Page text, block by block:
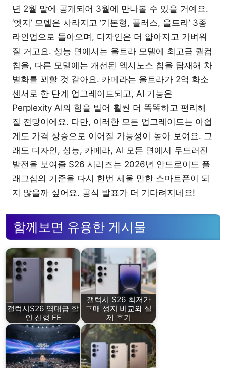
년 2월 말에 공개되어 3월에 만나볼 수 있을 거예요.
‘엣지’ 모델은 사라지고 ‘기본형, 플러스, 울트라’ 3종
라인업으로 돌아오며, 디자인은 더 얇아지고 가벼워
질 거고요. 성능 면에서는 울트라 모델에 최고급 퀄컴
칩을, 다른 모델에는 개선된 엑시노스 칩을 탑재해 차
별화를 꾀할 것 같아요. 카메라는 울트라가 2억 화소
센서로 한 단계 업그레이드되고, AI 기능은
Perplexity AI의 힘을 빌어 훨씬 더 똑똑하고 편리해
질 전망이에요. 다만, 이러한 모든 업그레이드는 아쉽
게도 가격 상승으로 이어질 가능성이 높아 보여요. 그
래도 디자인, 성능, 카메라, AI 모든 면에서 두드러진
발전을 보여줄 S26 시리즈는 2026년 안드로이드 플
래그십의 기준을 다시 한번 세울 만한 스마트폰이 되
지 않을까 싶어요. 공식 발표가 더 기다려지네요!
함께보면 유용한 게시물
갤럭시S26 역대급 할
인 신형 FE
갤럭시 S26 최저가
구매 성지 비교와 실
제 후기